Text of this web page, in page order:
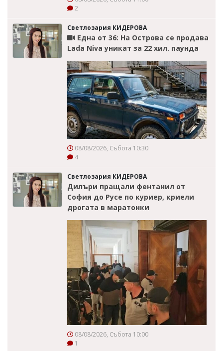
2
Светлозария КИДЕРОВА
Една от 36: На Острова се продава
Lada Niva уникат за 22 хил. паунда
08/08/2026, Събота 10:30
4
Светлозария КИДЕРОВА
Дилъри пращали фентанил от
София до Русе по куриер, криели
дрогата в маратонки
08/08/2026, Събота 10:00
1